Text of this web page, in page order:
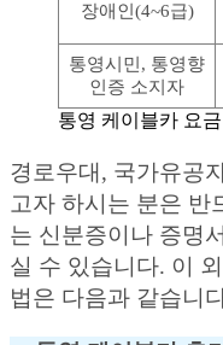
장애인(4~6급)
통영시민, 통영향
인증 소지자
통영 케이블카 요금
경로우대, 국가유공
고자 하시는 분은 반
는 신분증이나 증명
실 수 있습니다. 이
법은 다음과 같습니